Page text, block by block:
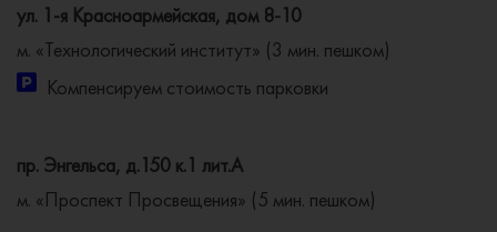
ул. 1-я Красноармейская, дом 8-10
м. «Технологический институт» (3 мин. пешком)
Компенсируем стоимость парковки
пр. Энгельса, д.150 к.1 лит.А
м. «Проспект Просвещения» (5 мин. пешком)